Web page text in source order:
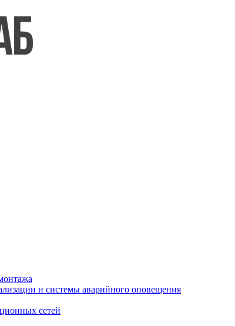
и системы аварийного оповещения
сетей